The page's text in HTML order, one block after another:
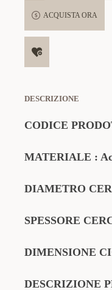
ACQUISTA ORA
DESCRIZIONE
CODICE
MATERIALE :
DIAMETRO
SPESSORE
DIMENSIONE
DESCRIZIONE